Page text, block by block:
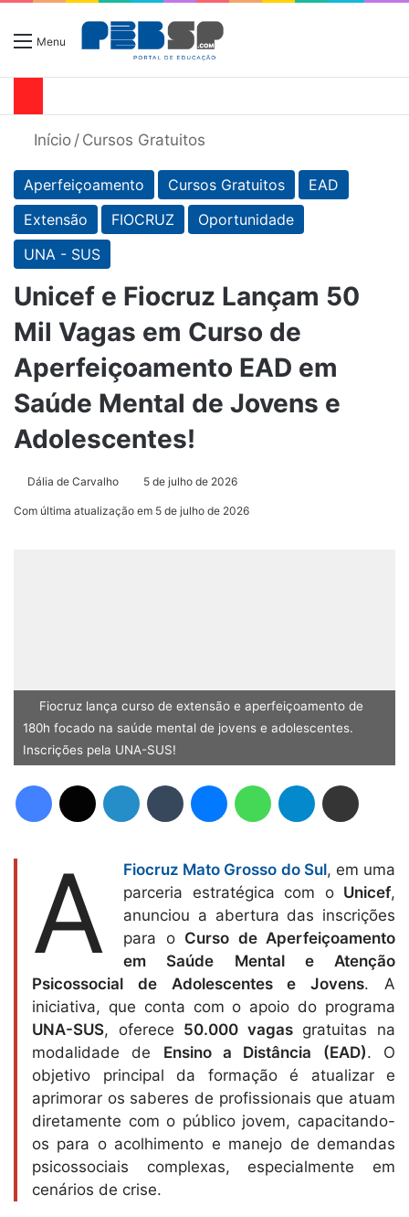
Menu
Início / Cursos Gratuitos
Aperfeiçoamento Cursos Gratuitos
EAD
Extensão
FIOCRUZ
Oportunidade
UNA - SUS
Unicef e Fiocruz Lançam 50
Mil Vagas em Curso de
Aperfeiçoamento EAD em
Saúde Mental de Jovens e
Adolescentes!
Dália de Carvalho 5 de julho de 2026
Com última atualização em 5 de julho de 2026
Fiocruz lança curso de extensão e aperfeiçoamento de
180h focado na saúde mental de jovens e adolescentes.
Inscrições pela UNA-SUS!
A Fiocruz Mato Grosso do Sul, em uma
parceria estratégica com o Unicef,
anunciou a abertura das inscrições
para o Curso de Aperfeiçoamento
em Saúde Mental e Atenção
Psicossocial de Adolescentes e Jovens. A
iniciativa, que conta com o apoio do programa
UNA-SUS, oferece 50.000 vagasgratuitas na
modalidade de Ensino a Distância (EAD). O
objetivo principal da formação é atualizar e
aprimorar os saberes de profissionais que atuam
diretamente com o público jovem, capacitando-
os para o acolhimento e manejo de demandas
psicossociais complexas, especialmente em
cenários de crise.